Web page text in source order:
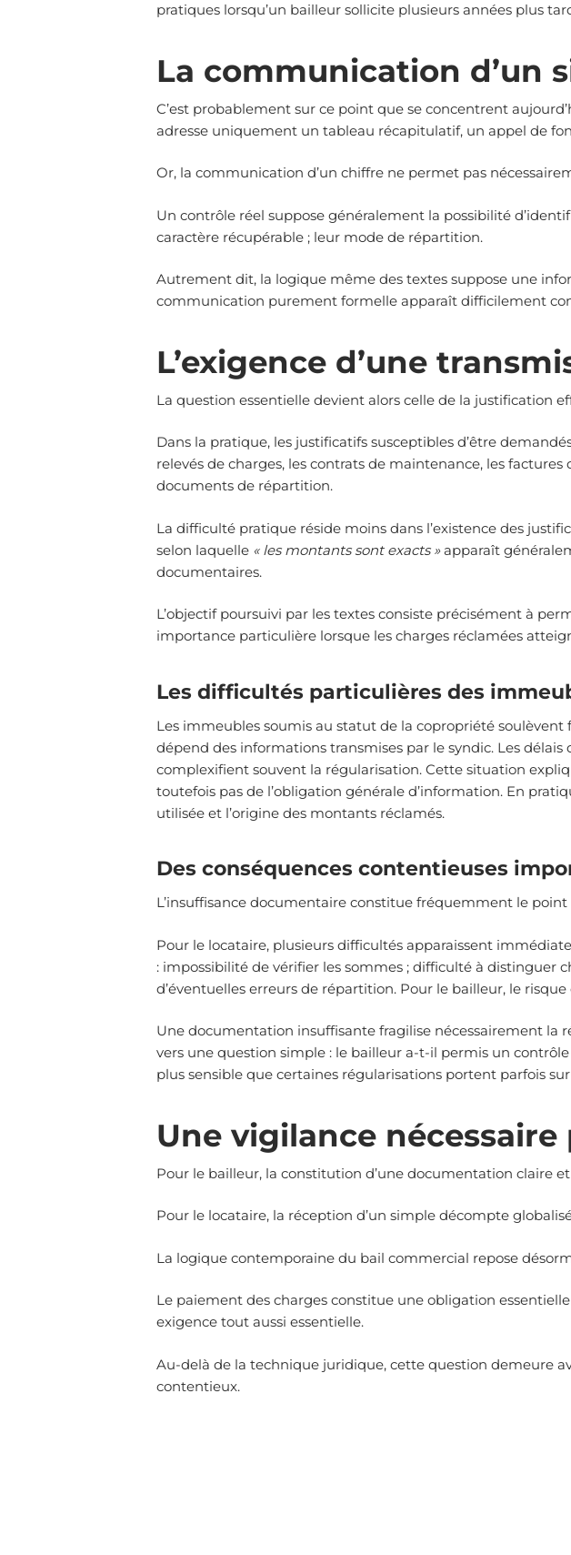
pratiques lorsqu’un bailleur sollicite plusieurs années plus
La communication d’un
C’est probablement sur ce point que se concentrent
adresse uniquement un tableau récapitulatif, un appel de
Or, la communication d’un chiffre ne permet pas
Un contrôle réel suppose généralement la possibilité
caractère récupérable ; leur mode de répartition.
Autrement dit, la logique même des textes suppose une
communication purement formelle apparaît difficilement
L’exigence d’une
La question essentielle devient alors celle de la justification
Dans la pratique, les justificatifs susceptibles d’être
relevés de charges, les contrats de maintenance, les
documents de répartition.
La difficulté pratique réside moins dans l’existence des
selon laquelle « les montants sont exacts »apparaît
documentaires.
L’objectif poursuivi par les textes consiste précisément à
importance particulière lorsque les charges réclamées
Les difficultés particulières des
Les immeubles soumis au statut de la copropriété
dépend des informations transmises par le syndic. Les
complexifient souvent la régularisation. Cette situation
toutefois pas de l’obligation générale d’information. En
utilisée et l’origine des montants réclamés.
Des conséquences contentieuses
L’insuffisance documentaire constitue fréquemment le
Pour le locataire, plusieurs difficultés apparaissent
: impossibilité de vérifier les sommes ; difficulté à distinguer
d’éventuelles erreurs de répartition. Pour le bailleur, le
Une documentation insuffisante fragilise nécessairement la
vers une question simple : le bailleur a-t-il permis un
plus sensible que certaines régularisations portent parfois
Une vigilance
Pour le bailleur, la constitution d’une documentation claire
Pour le locataire, la réception d’un simple décompte
La logique contemporaine du bail commercial repose
Le paiement des charges constitue une obligation
exigence tout aussi essentielle.
Au-delà de la technique juridique, cette question demeure
contentieux.